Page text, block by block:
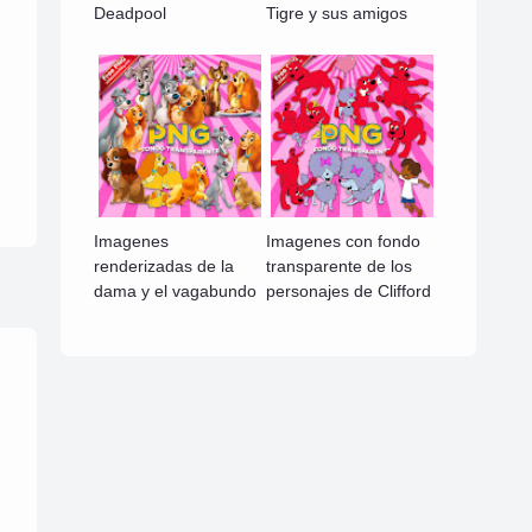
Deadpool
Tigre y sus amigos
Imagenes
renderizadas de la
dama y el vagabundo
Imagenes con fondo
transparente de los
personajes de Clifford